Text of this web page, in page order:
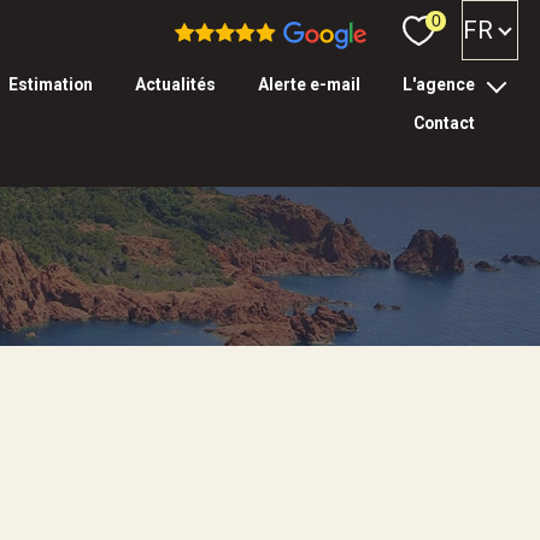
0 Langue
FR
estimation actualités alerte e-mail l'agence
contact